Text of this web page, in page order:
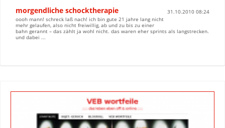
morgendliche schocktherapie
31.10.2010 08:24
oooh mann! schreck laß nach! ich bin gute 21 jahre lang nicht
mehr gelaufen, also nicht freiwillig, ab und zu bis zu einer
bahn gerannt – das zählt ja wohl nicht. das waren eher sprints als langstrecken.
und dabei ...